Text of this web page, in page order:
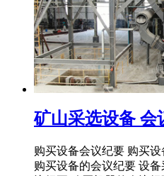
矿山采选设备 会
购买设备会议纪要 购买
购买设备的会议纪要 设